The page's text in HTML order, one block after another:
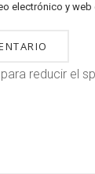
electrónico y
reducir el